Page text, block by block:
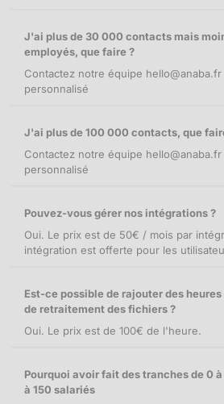
J'ai plus de 30 000 contacts mais
employés, que faire ?
Contactez notre équipe hello@anaba.fr
personnalisé
J'ai plus de 100 000 contacts, que
Contactez notre équipe hello@anaba.fr
personnalisé
Pouvez-vous gérer nos intégrations ?
Oui. Le prix est de 50€ / mois par
intégration est offerte pour les
Est-ce possible de rajouter des
de retraitement des fichiers ?
Oui. Le prix est de 100€ de l'heure.
Pourquoi avoir fait des tranches de 0
à 150 salariés